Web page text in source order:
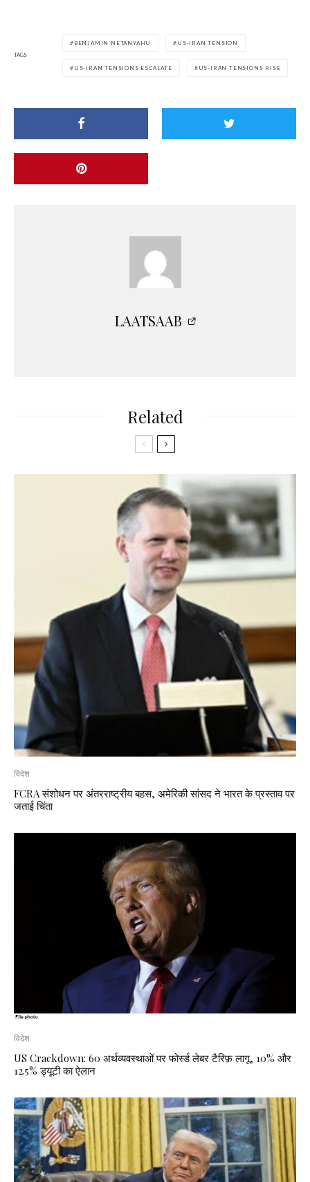
TAGS
BENJAMIN NETANYAHU US-IRAN TENSION
US-IRAN TENSIONS ESCALATE US-IRAN TENSIONS RISE
LAATSAAB
Related
विदेश
FCRA संशोधन पर अंतरराष्ट्रीय बहस, अमेरिकी सांसद ने भारत के प्रस्ताव पर
जताई चिंता
विदेश
US Crackdown: 60 अर्थव्यवस्थाओं पर फोर्स्ड लेबर टैरिफ़ लागू, 10% और
12.5% ड्यूटी का ऐलान